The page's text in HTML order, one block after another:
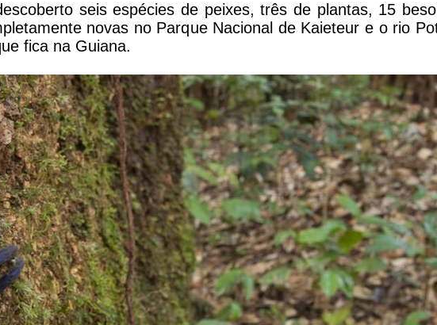
seis espécies de peixes, três de plantas, 15
novas no Parque Nacional de Kaieteur e o rio
fica na Guiana.